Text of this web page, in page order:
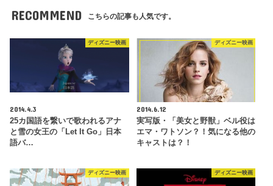
RECOMMEND こちらの記事も人気です。
ディズニー映画
2014.4.3
25カ国語を繋いで歌われるアナ
と雪の女王の「Let It Go」日本
語バ…
ディズニー映画
2014.6.12
実写版・「美女と野獣」ベル役は
エマ・ワトソン？！気になる他の
キャストは？！
ディズニー映画 ディズニー映画